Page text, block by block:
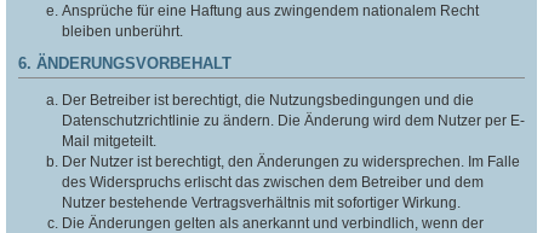
Ansprüche für eine Haftung aus zwingendem nationalem Recht
bleiben unberührt.
6. ÄNDERUNGSVORBEHALT
Der Betreiber ist berechtigt, die Nutzungsbedingungen und die
Datenschutzrichtlinie zu ändern. Die Änderung wird dem Nutzer per E-
Mail mitgeteilt.
Der Nutzer ist berechtigt, den Änderungen zu widersprechen. Im Falle
des Widerspruchs erlischt das zwischen dem Betreiber und dem
Nutzer bestehende Vertragsverhältnis mit sofortiger Wirkung.
Die Änderungen gelten als anerkannt und verbindlich, wenn der